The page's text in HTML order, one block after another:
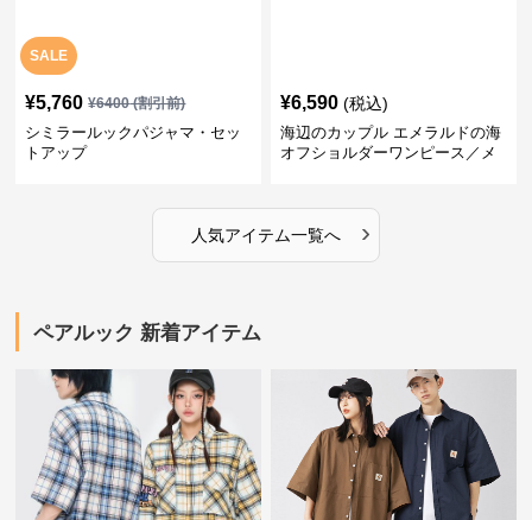
SALE
¥5,760 ¥6400(割引前)
シミラールックパジャマ・セッ
トアップ
¥6,590 (税込)
海辺のカップル エメラルドの海
オフショルダーワンピース／メ
人気アイテム一覧へ ›
ペアルック 新着アイテム